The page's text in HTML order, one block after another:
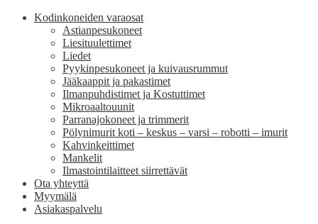
Kodinkoneiden varaosat
Astianpesukoneet
Liesituulettimet
Liedet
Pyykinpesukoneet ja kuivausrummut
Jääkaappit ja pakastimet
Ilmanpuhdistimet ja Kostuttimet
Mikroaaltouunit
Parranajokoneet ja trimmerit
Pölynimurit koti – keskus – varsi – robotti – imurit
Kahvinkeittimet
Mankelit
Ilmastointilaitteet siirrettävät
Ota yhteyttä
Myymälä
Asiakaspalvelu